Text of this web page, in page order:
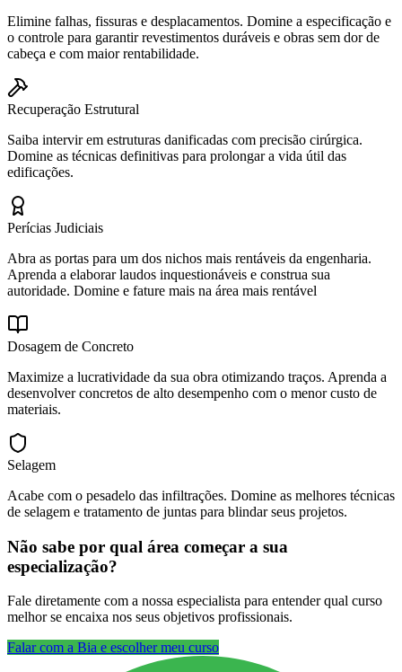
Elimine falhas, fissuras e desplacamentos. Domine a especificação e
o controle para garantir revestimentos duráveis e obras sem dor de
cabeça e com maior rentabilidade.
Recuperação Estrutural
Saiba intervir em estruturas danificadas com precisão cirúrgica.
Domine as técnicas definitivas para prolongar a vida útil das
edificações.
Perícias Judiciais
Abra as portas para um dos nichos mais rentáveis da engenharia.
Aprenda a elaborar laudos inquestionáveis e construa sua
autoridade. Domine e fature mais na área mais rentável
Dosagem de Concreto
Maximize a lucratividade da sua obra otimizando traços. Aprenda a
desenvolver concretos de alto desempenho com o menor custo de
materiais.
Selagem
Acabe com o pesadelo das infiltrações. Domine as melhores técnicas
de selagem e tratamento de juntas para blindar seus projetos.
Não sabe por qual área começar a sua
especialização?
Fale diretamente com a nossa especialista para entender qual curso
melhor se encaixa nos seus objetivos profissionais.
Falar com a Bia e escolher meu curso